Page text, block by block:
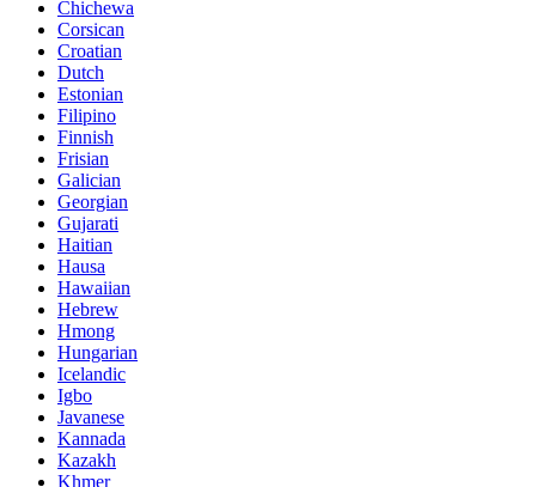
Chichewa
Corsican
Croatian
Dutch
Estonian
Filipino
Finnish
Frisian
Galician
Georgian
Gujarati
Haitian
Hausa
Hawaiian
Hebrew
Hmong
Hungarian
Icelandic
Igbo
Javanese
Kannada
Kazakh
Khmer